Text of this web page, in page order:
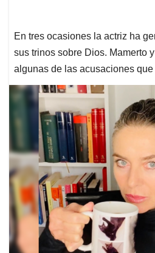
En tres ocasiones la actriz ha
sus trinos sobre Dios. Mamerto
algunas de las acusaciones